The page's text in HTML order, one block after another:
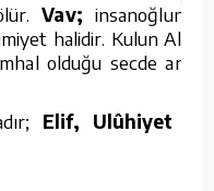
Vav; insanoğlunun
halidir. Kulun Allah
olduğu secde anını
Elif, Ulûhiyet